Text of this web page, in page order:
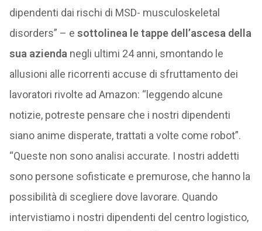
dipendenti dai rischi di MSD- musculoskeletal
disorders” – e sottolinea le tappe dell’ascesa della
sua azienda negli ultimi 24 anni, smontando le
allusioni alle ricorrenti accuse di sfruttamento dei
lavoratori rivolte ad Amazon: “leggendo alcune
notizie, potreste pensare che i nostri dipendenti
siano anime disperate, trattati a volte come robot”.
“Queste non sono analisi accurate. I nostri addetti
sono persone sofisticate e premurose, che hanno la
possibilità di scegliere dove lavorare. Quando
intervistiamo i nostri dipendenti del centro logistico,